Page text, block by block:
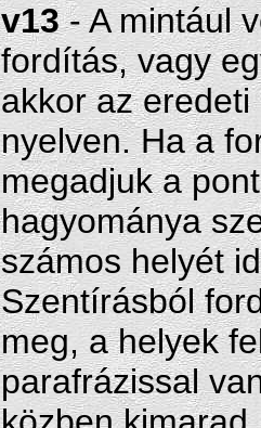
v13- A mintául
fordítás, vagy
akkor az
nyelven. Ha a
megadjuk a
hagyománya
számos helyét
Szentírásból
meg, a helyek
parafrázissal